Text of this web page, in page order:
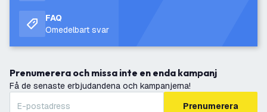
FAQ
Omedelbart svar
Prenumerera och missa inte en enda kampanj
Få de senaste erbjudandena och kampanjerna!
Prenumerera